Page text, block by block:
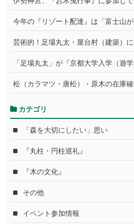
今年の『リゾート配達』は「富士山
芸術的！足場丸太・屋台村（建築）
「足場丸太」が『京都大学入学（
松（カラマツ・唐松）・原木の在庫
カテゴリ
「森を大切にしたい」思い
『丸柱・円柱巡礼』
『木の文化』
その他
イベント参加情報